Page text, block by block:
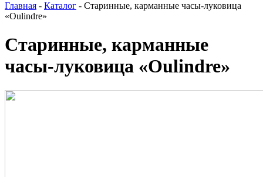
Главная - Каталог - Старинные, карманные часы-луковица
«Oulindre»
Старинные, карманные
часы-луковица «Oulindre»